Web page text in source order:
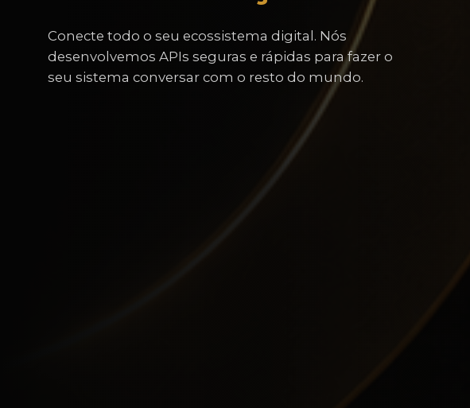
Conecte todo o seu ecossistema digital. Nós
desenvolvemos APIs seguras e rápidas para fazer o
seu sistema conversar com o resto do mundo.